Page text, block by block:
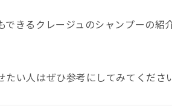
できるクレージュのシャンプーの
い人はぜひ参考にしてみてくださ